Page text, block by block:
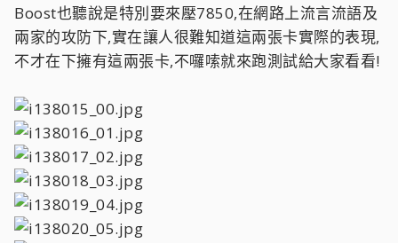
Boost也聽說是特別要來壓7850,在網路上流言流語及
兩家的攻防下,實在讓人很難知道這兩張卡實際的表現,
不才在下擁有這兩張卡,不囉嗦就來跑測試給大家看看!